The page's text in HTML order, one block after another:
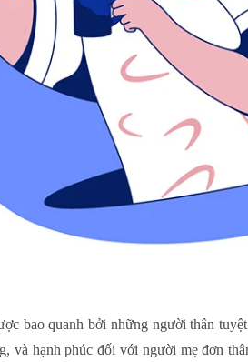
bao quanh bởi những người thân
và hạnh phúc đối với người mẹ đơn